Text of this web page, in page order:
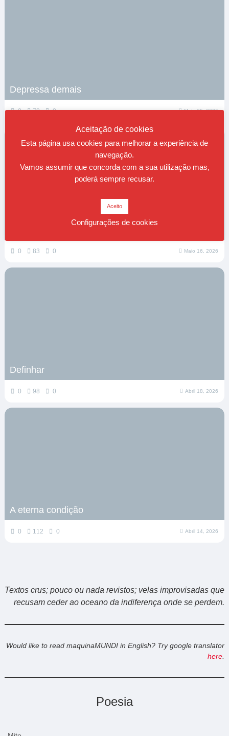
Depressa demais
0 70 0 Maio 25, 2026
0 83 0 Maio 16, 2026
Definhar
0 98 0 Abril 18, 2026
A eterna condição
0 112 0 Abril 14, 2026
Textos crus; pouco ou nada revistos; velas improvisadas que
recusam ceder ao oceano da indiferença onde se perdem.
Would like to read maquinaMUNDI in English? Try google translator
here
Poesia
Aceitação de cookies
Esta página usa cookies para melhorar a experiência de
navegação.
Vamos assumir que concorda com a sua utilização mas,
poderá sempre recusar.
Aceito
Configurações de cookies